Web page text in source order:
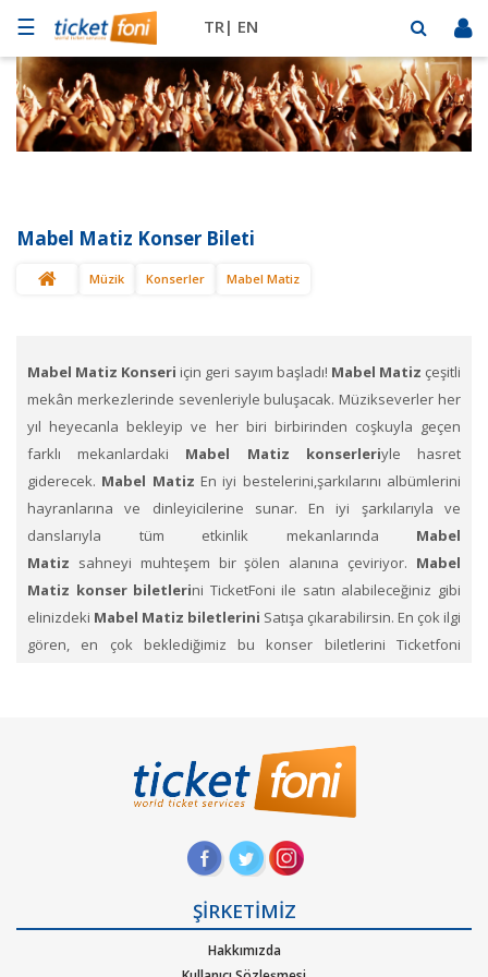
☰ TR| EN
Futbol
Basketbol
Mekanlar
Diğer
SAT
Mabel Matiz Konser Bileti
Müzik Konserler Mabel Matiz
Mabel Matiz Konseri için geri sayım başladı! Mabel Matiz çeşitli
mekân merkezlerinde sevenleriyle buluşacak. Müzikseverler her
yıl heyecanla bekleyip ve her biri birbirinden coşkuyla geçen
farklı mekanlardaki Mabel Matiz konserleriyle hasret
giderecek. Mabel Matiz En iyi bestelerini,şarkılarını albümlerini
hayranlarına ve dinleyicilerine sunar. En iyi şarkılarıyla ve
danslarıyla tüm etkinlik mekanlarında Mabel
Matiz sahneyi muhteşem bir şölen alanına çeviriyor. Mabel
Matiz konser biletlerini TicketFoni ile satın alabileceğiniz gibi
elinizdeki Mabel Matiz biletlerini Satışa çıkarabilirsin. En çok ilgi
gören, en çok beklediğimiz bu konser biletlerini Ticketfoni
alabilirsin. Profil sayfanızda biletin ne şekilde size ulaştırılacağını
ve hangi zaman diliminde sizde olacağını size yapacağımız
bildirimlerle haberdar edeceğiz.
Konseri etkinlik biletleri satın al.
Mabel Matizgibi pek çok sanatçının ve müzik
gruplarının konserlerine, müzik festivallerine, sahne etkinliklerine
en uygun ve hızlı bir şekilde bilet satın alabilirsiniz.Ticketfoni
üzerinden Mabel Matiz konser bileti satın almak
ŞİRKETİMİZ
Hakkımızda